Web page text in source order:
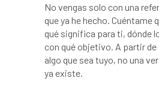
No vengas solo con una
que ya he hecho. Cuéntame
qué significa para ti, dónde
con qué objetivo. A partir
algo que sea tuyo, no una
ya existe.